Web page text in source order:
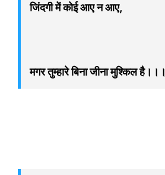
जिंदगी में कोई आए न आए,
मगर तुम्हारे बिना जीना मुश्किल है।।।